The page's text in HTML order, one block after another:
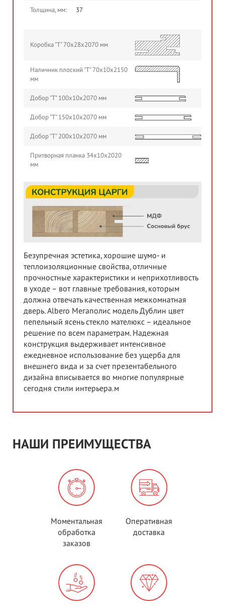
Толщина, мм: 37
Коробка "Т" 70х28х2070 мм
Наличник плоский "Т" 70х10х2150
мм
Добор "Т" 100х10х2070 мм
Добор "Т" 150х10х2070 мм
Добор "Т" 200х10х2070 мм
Притворная планка 34х10х2020
мм
Безупречная эстетика, хорошие шумо- и
теплоизоляционные свойства, отличные
прочностные характеристики и неприхотливость
в уходе – вот главные требования, которым
должна отвечать качественная межкомнатная
дверь. Albero Мегаполис модель Дублин цвет
пепельный ясень стекло мателюкс – идеальное
решение по всем параметрам. Надежная
конструкция выдерживает интенсивное
ежедневное использование без ущерба для
внешнего вида и за счет презентабельного
дизайна вписывается во многие популярные
сегодня стили интерьера.м
НАШИ ПРЕИМУЩЕСТВА
Моментальная
обработка
заказов
Оперативная
доставка